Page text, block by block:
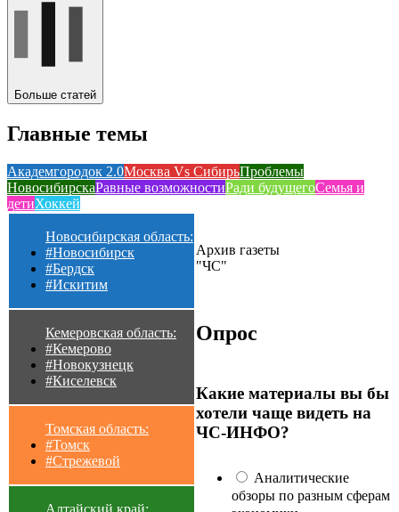
Больше статей
Главные темы
Академгородок 2.0Москва Vs СибирьПроблемы
НовосибирскаРавные возможностиРади будущегоСемья и
детиХоккей
Новосибирская область:
#Новосибирск
#Бердск
#Искитим
Кемеровская область:
#Кемерово
#Новокузнецк
#Киселевск
Томская область:
#Томск
#Стрежевой
Алтайский край:
Архив газеты
"ЧС"
Опрос
Какие материалы вы бы
хотели чаще видеть на
ЧС-ИНФО?
Аналитические
обзоры по разным сферам